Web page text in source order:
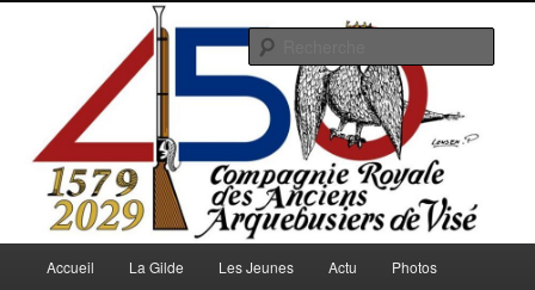
Arquebusiers.eu
Accueil La Gilde Les Jeunes Actu Photos